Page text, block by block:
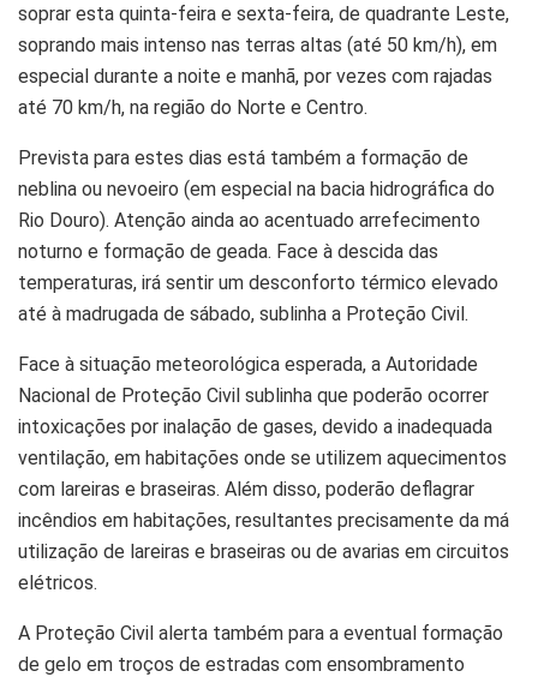
soprar esta quinta-feira e sexta-feira, de quadrante Leste,
soprando mais intenso nas terras altas (até 50 km/h), em
especial durante a noite e manhã, por vezes com rajadas
até 70 km/h, na região do Norte e Centro.
Prevista para estes dias está também a formação de
neblina ou nevoeiro (em especial na bacia hidrográfica do
Rio Douro). Atenção ainda ao acentuado arrefecimento
noturno e formação de geada. Face à descida das
temperaturas, irá sentir um desconforto térmico elevado
até à madrugada de sábado, sublinha a Proteção Civil.
Face à situação meteorológica esperada, a Autoridade
Nacional de Proteção Civil sublinha que poderão ocorrer
intoxicações por inalação de gases, devido a inadequada
ventilação, em habitações onde se utilizem aquecimentos
com lareiras e braseiras. Além disso, poderão deflagrar
incêndios em habitações, resultantes precisamente da má
utilização de lareiras e braseiras ou de avarias em circuitos
elétricos.
A Proteção Civil alerta também para a eventual formação
de gelo em troços de estradas com ensombramento